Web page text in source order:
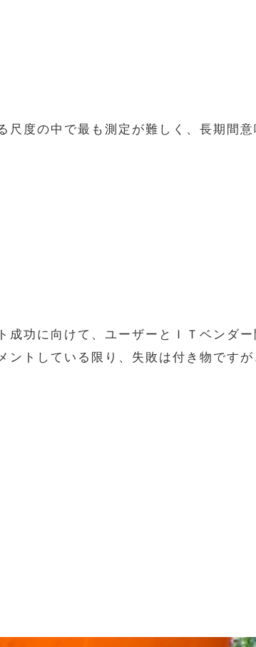
尺度の中で最も測定が難しく、長期間意
成功に向けて、ユーザーとＩＴベンダー
トしている限り、失敗は付き物ですが